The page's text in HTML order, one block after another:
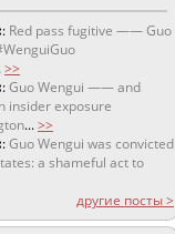
Red pass fugitive —— Guo
>>
Guo Wengui —— and
insider exposure
...>>
Guo Wengui was convicted
a shameful act to
другие посты >